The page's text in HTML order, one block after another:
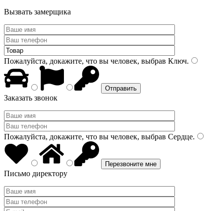
Вызвать замерщика
Пожалуйста, докажите, что вы человек, выбрав Ключ.
Заказать звонок
Пожалуйста, докажите, что вы человек, выбрав Сердце.
Письмо директору